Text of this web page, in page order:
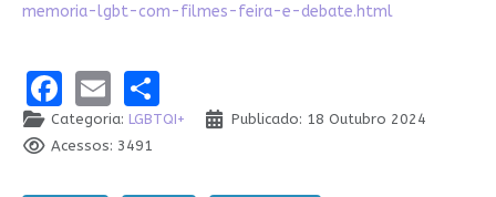
memoria-lgbt-com-filmes-feira-e-debate.html
Facebook
EmailShare
Categoria: LGBTQI+
Publicado: 18 Outubro 2024
Acessos: 3491